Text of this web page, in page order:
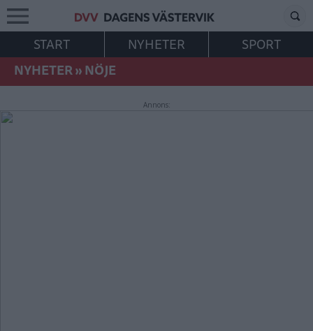
START NYHETER
SPORT
NYHETER»NÖJE
Annons: